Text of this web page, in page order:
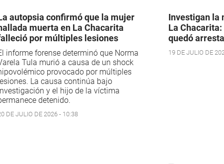
autopsia confirmó que la mujer
muerta en La Chacarita
por múltiples lesiones
informe forense determinó que Norma
Tula murió a causa de un shock
provocado por múltiples
La causa continúa bajo
y el hijo de la víctima
detenido.
DE JULIO DE 2026 - 10:38
Investigan la
La
quedó
19 DE JULIO DE